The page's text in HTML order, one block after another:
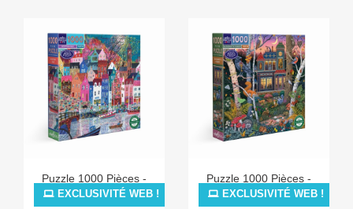
Puzzle 1000 Pièces -
Scottish Isle
EXCLUSIVITÉ WEB !
Puzzle 1000 Pièces -
Alchemist's Forest
EXCLUSIVITÉ WEB !